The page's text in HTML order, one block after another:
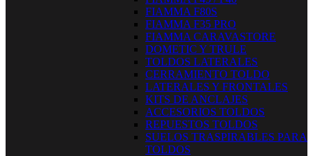
FIAMMA F80S
FIAMMA F35 PRO
FIAMMA CARAVASTORE
DOMETIC Y TRULE
TOLDOS LATERALES
CERRAMIENTO TOLDO
LATERALES Y FRONTALES
KITS DE ANCLAJES
ACCESORIOS TOLDOS
REPUESTOS TOLDOS
SUELOS TRASPIRABLES PARA
TOLDOS